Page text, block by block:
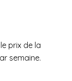
prix de la
semaine.